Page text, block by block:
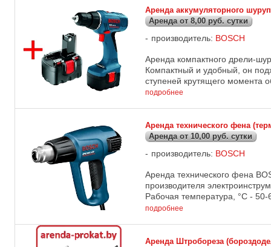
Аренда аккумуляторного
Аренда от 8,00 руб. сутки
производитель: BOSCH
Аренда компактного дрели-
Компактный и удобный, он
ступеней крутящего момента
подробнее
Аренда технического фена
Аренда от 10,00 руб. сутки
производитель: BOSCH
Аренда технического фена
производителя
Рабочая температура, °C -
подробнее
Аренда Штробореза